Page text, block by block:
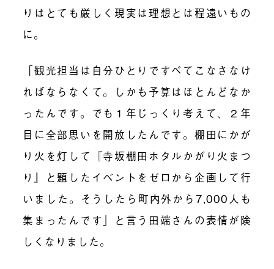
りはとても厳しく現実は理想とは程遠いもの
に。
「観光担当は自分ひとりですべてこなさなけ
ればならなくて。しかも予算はほとんどなか
ったんです。でも１年じっくり考えて、２年
目に全部思いを開放したんです。棚田にかが
り火を灯して『寺坂棚田ホタルかがり火まつ
り』と題したイベントをゼロから企画して行
いました。そうしたら町内外から7,000人も
集まったんです」と言う田端さんの表情が険
しくなりました。